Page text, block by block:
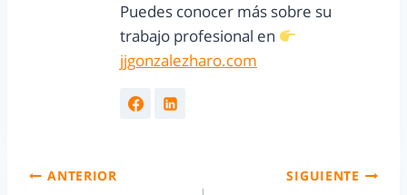
Puedes conocer más sobre su
trabajo profesional en
jjgonzalezharo.com
ANTERIOR SIGUIENTE